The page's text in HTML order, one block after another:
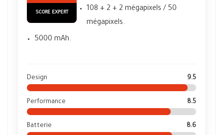
SCORE EXPERT
108 + 2 + 2 mégapixels / 50
mégapixels.
5000 mAh.
Design 9.5
Performance 8.5
Batterie 8.6